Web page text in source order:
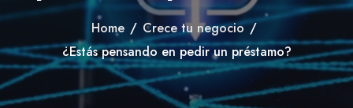
Home / Crece tu negocio /
¿Estás pensando en pedir un préstamo?